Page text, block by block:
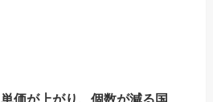
単価が上がり、個数が減る国